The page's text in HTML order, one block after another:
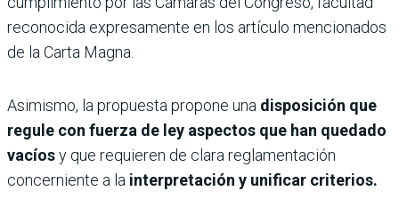
reconocida expresamente en los artículo mencionados
de la Carta Magna.
Asimismo, la propuesta propone una disposición que
regule con fuerza de ley aspectos que han quedado
vacíosy que requieren de clara reglamentación
concerniente a la interpretación y unificar criterios.